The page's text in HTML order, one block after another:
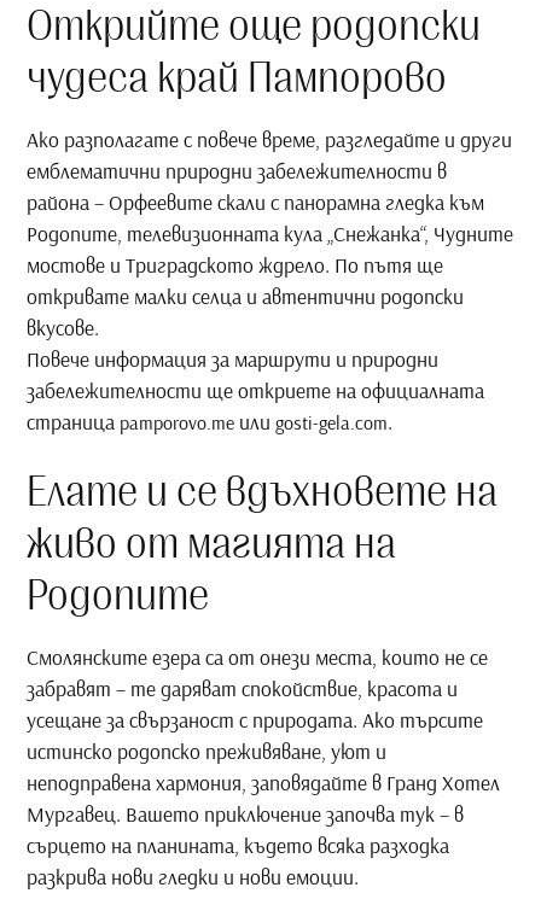
Открийте още родопски
чудеса край Пампорово
Ако разполагате с повече време, разгледайте и други
емблематични природни забележителности в
района – Орфеевите скали с панорамна гледка към
Родопите, телевизионната кула „Снежанка“, Чудните
мостове и Триградското ждрело. По пътя ще
откривате малки селца и автентични родопски
вкусове.
Повече информация за маршрути и природни
забележителности ще откриете на официалната
страница pamporovo.me илиgosti-gela.com.
Елате и се вдъхновете на
живо от магията на
Родопите
Смолянските езера са от онези места, които не се
забравят – те даряват спокойствие, красота и
усещане за свързаност с природата. Ако търсите
истинско родопско преживяване, уют и
неподправена хармония, заповядайте в Гранд Хотел
Мургавец. Вашето приключение започва тук – в
сърцето на планината, където всяка разходка
разкрива нови гледки и нови емоции.